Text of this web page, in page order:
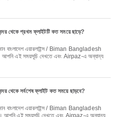
থেকে প্রথম ফ্লাইটটি কত সময়ে ছাড়ে?
এই সময়সূচি দেখতে এবং Airpaz-এ অন্যান্য
থেকে সর্বশেষ ফ্লাইট কত সময়ে ছাড়বে?
আপনি এই সময়সূচি দেখতে এবং Airpaz-এ অন্যান্য